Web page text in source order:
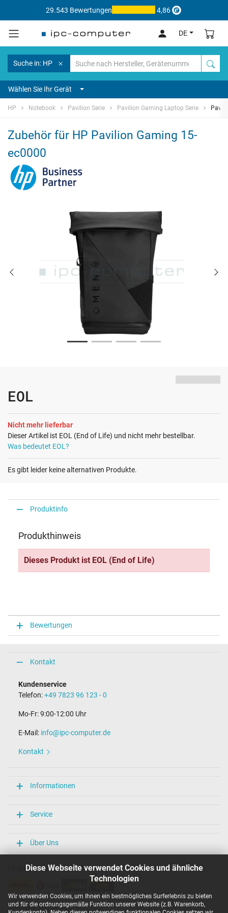
Diese Webseite verwendet Cookies und ähnliche
Technologien
Wir verwenden Cookies, um Ihnen ein bestmögliches Surferlebnis zu bieten
und für die ordnungsgemäße Funktion unserer Website (z.B. Warenkorb,
29.543 Bewertungen 4,86
DE
Suche in: HP
Wählen Sie Ihr Gerät
HP Notebook Pavilion Serie Pavilion Gaming Laptop Serie
Zubehör für HP Pavilion Gaming 15-
ec0000
EOL
Nicht mehr lieferbar
Dieser Artikel ist EOL (End of Life) und nicht mehr bestellbar.
Was bedeutet EOL?
Es gibt leider keine alternativen Produkte.
Produktinfo
Produkthinweis
Dieses Produkt ist EOL (End of Life)
Bewertungen
Kontakt
Kundenservice
Telefon:+49 7823 96 123 - 0
Mo-Fr: 9:00-12:00 Uhr
E-Mail: info@ipc-computer.de
Kontakt
Informationen
Service
Über Uns
Unsere Versandarten
Unsere Zahlarten